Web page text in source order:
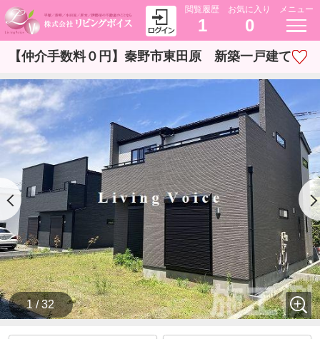
閲覧履歴
1
お気に入り
0
メニュー
【仲介手数料０円】秦野市東田原 新築一戸建て
1 / 32